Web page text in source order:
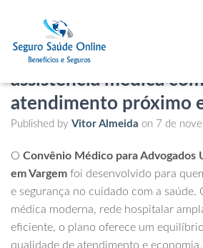
Convênio Médico
Unimed Bandeirantes
assistência médica
atendimento próximo
Published by Vitor Almeida on 7 de
O Convênio Médico para Advogados
em Vargem foi desenvolvido para
e segurança no cuidado com a saúde.
médica moderna, rede hospitalar
eficiente, o plano oferece um
qualidade de atendimento e